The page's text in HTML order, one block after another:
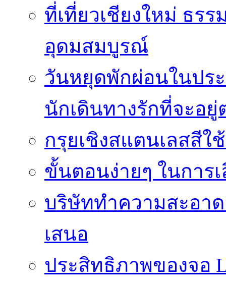
ที่เที่ยวเชียงใหม่ ธร
อุดมสมบูรณ์
วันหยุดพักผ่อนในประ
นักเดินทางรักที่จะอยู่
กรุยเชิงสแตนเลสสีใ
ขั้นตอนง่ายๆ ในการ
บริษัททำความสะอา
เสนอ
ประสิทธิภาพของจอ